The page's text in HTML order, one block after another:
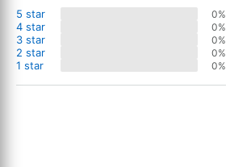
5 star
0%
4 star 0%
3 star 0%
2 star 0%
1 star 0%